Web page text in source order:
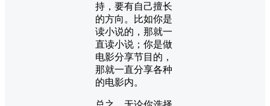
持，要有自己擅长
的方向。比如你是
读小说的，那就一
直读小说；你是做
电影分享节目的，
那就一直分享各种
的电影内。